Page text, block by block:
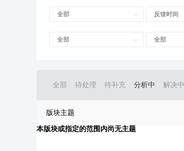
全部 反馈时间
全部 全部
全部 待处理 待补充 分析中 解决中
版块主题
本版块或指定的范围内尚无主题